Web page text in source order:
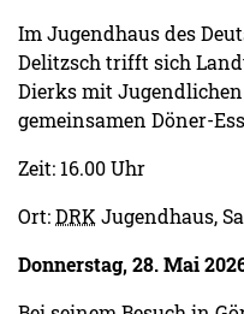
Im Jugendhaus des
Delitzsch trifft sich
Dierks mit
gemeinsamen Döner-
Zeit: 16.00 Uhr
Ort:DRK Jugendhaus,
Donnerstag, 28. Mai